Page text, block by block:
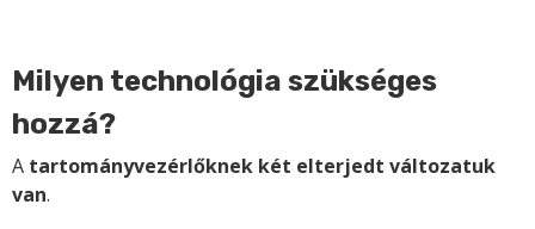
Milyen technológia szükséges
hozzá?
A tartományvezérlőknek két elterjedt változatuk
van.